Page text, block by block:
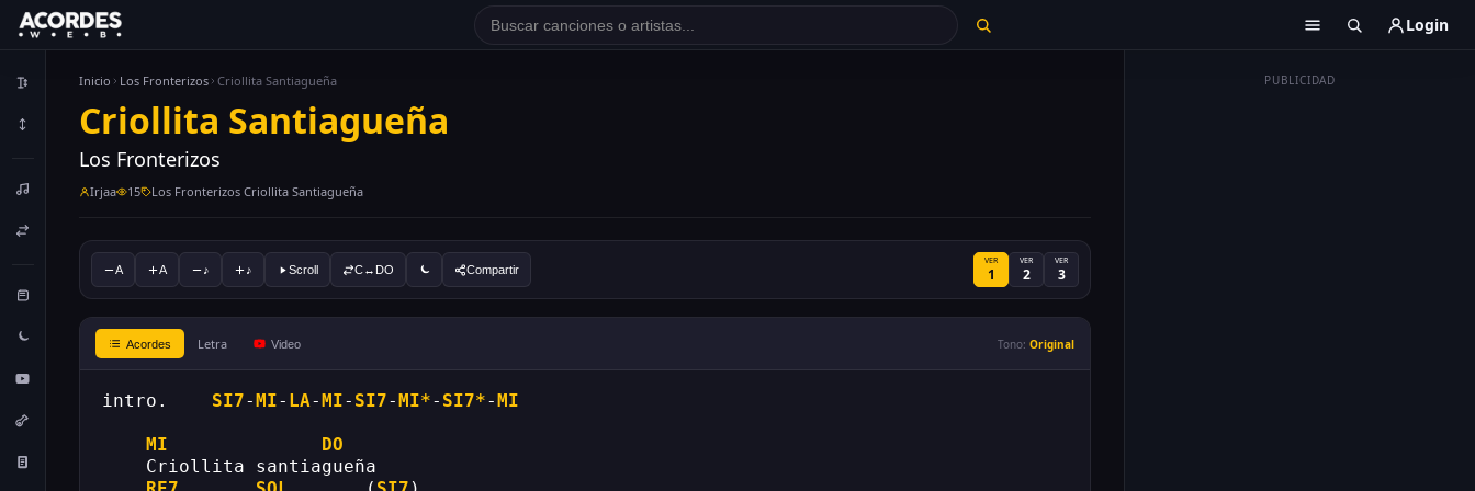
Login
PUBLICIDAD
Inicio Los Fronterizos Criollita Santiagueña
Criollita Santiagueña
Los Fronterizos
Irjaa 15 Los Fronterizos Criollita Santiagueña
A A ♪ ♪ Scroll C↔DO Compartir
VER
1
VER
2
VER
3
Acordes Letra Video Tono: Original
intro. SI7-MI- LA-MI- SI7-MI*- SI7*-MI
MI
DO
Criollita santiagueña